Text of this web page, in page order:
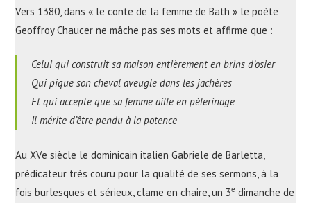
Vers 1380, dans « le conte de la femme de Bath » le poète
Geoffroy Chaucer ne mâche pas ses mots et affirme que :
Celui qui construit sa maison entièrement en brins d’osier
Qui pique son cheval aveugle dans les jachères
Et qui accepte que sa femme aille en pèlerinage
Il mérite d’être pendu à la potence
Au XVe siècle le dominicain italien Gabriele de Barletta,
prédicateur très couru pour la qualité de ses sermons, à la
fois burlesques et sérieux, clame en chaire, un 3e dimanche de